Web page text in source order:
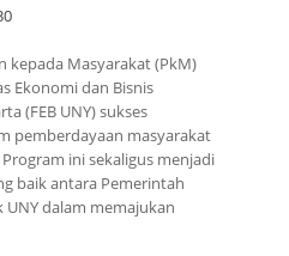
kepada Masyarakat (PkM)
Ekonomi dan Bisnis
(FEB UNY) sukses
pemberdayaan masyarakat
ini sekaligus menjadi
baik antara Pemerintah
UNY dalam memajukan